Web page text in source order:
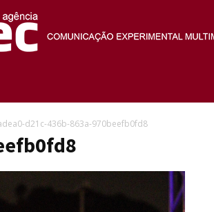
d21c-436b-863a-970beefb0fd8